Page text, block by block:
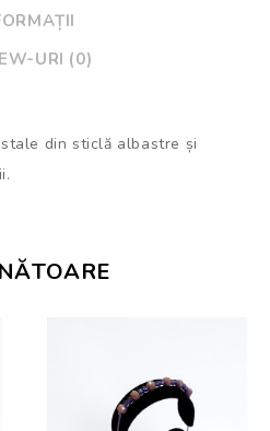
URI (0)
din sticlă albastre și